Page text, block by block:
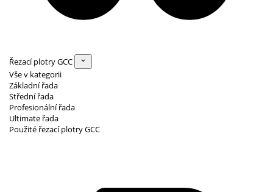
Řezací plotry GCC
Vše v kategorii
Základní řada
Střední řada
Profesionální řada
Ultimate řada
Použité řezací plotry GCC